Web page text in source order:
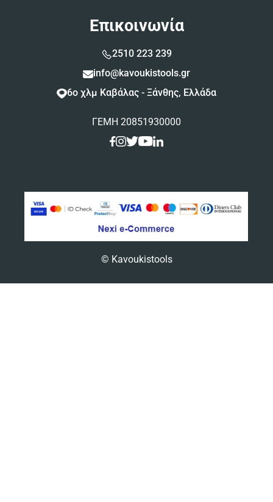
Επικοινωνία
2510 223 239
info@kavoukistools.gr
6ο χλμ Καβάλας - Ξάνθης, Ελλάδα
ΓΕΜΗ 20851930000
© Kavoukistools